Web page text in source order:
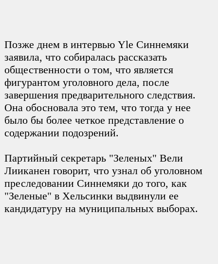
Позже днем в интервью Yle Синнемяки
заявила, что собиралась рассказать
общественности о том, что является
фигурантом уголовного дела, после
завершения предварительного следствия.
Она обосновала это тем, что тогда у нее
было бы более четкое представление о
содержании подозрений.
Партийный секретарь "Зеленых" Вели
Лииканен говорит, что узнал об уголовном
преследовании Синнемяки до того, как
"Зеленые" в Хельсинки выдвинули ее
кандидатуру на муниципальных выборах.